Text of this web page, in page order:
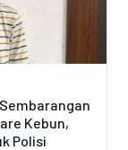
Kebun,
Polisi